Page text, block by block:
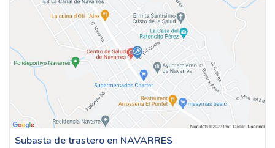
Subasta de trastero en NAVARRES